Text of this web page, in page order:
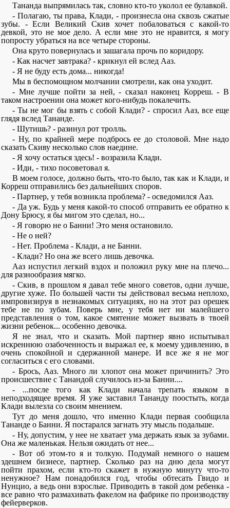
Тананда выпрямилась так, словно кто-то уколол ее булавкой.
- Полагаю, ты права, Клади, - произнесла она сквозь сжатые
зубы. - Если Великий Скив хочет побаловаться с какой-то
девкой, это не мое дело. А если мне это не нравится, я могу
попросту убраться на все четыре стороны.
Она круто повернулась и зашагала прочь по коридору.
- Как насчет завтрака? - крикнул ей вслед Ааз.
- Я не буду есть дома... никогда!
Мы в беспомощном молчании смотрели, как она уходит.
- Мне лучше пойти за ней, - сказал наконец Корреш. - В
таком настроении она может кого-нибудь покалечить.
- Ты не мог бы взять с собой Клади? - спросил Ааз, все еще
глядя вслед Тананде.
- Шутишь? - разинул рот тролль.
- Ну, по крайней мере подбрось ее до столовой. Мне надо
сказать Скиву несколько слов наедине.
- Я хочу остаться здесь! - возразила Клади.
- Иди, - тихо посоветовал я.
В моем голосе, должно быть, что-то было, так как и Клади, и
Корреш отправились без дальнейших споров.
- Партнер, у тебя возникла проблема? - осведомился Ааз.
- Да уж. Будь у меня какой-то способ отправить ее обратно к
Дону Брюсу, я бы мигом это сделал, но...
- Я говорю не о Банни! Это меня остановило.
- Не о ней?
- Нет. Проблема - Клади, а не Банни.
- Клади? Но она же всего лишь девочка.
Ааз испустил легкий вздох и положил руку мне на плечо...
для разнообразия мягко.
- Скив, в прошлом я давал тебе много советов, одни лучше,
другие хуже. По большей части ты действовал весьма неплохо,
импровизируя в незнакомых ситуациях, но на этот раз орешек
тебе не по зубам. Поверь мне, у тебя нет ни малейшего
представления о том, какое смятение может вызвать в твоей
жизни ребенок... особенно девочка.
Я не знал, что и сказать. Мой партнер явно испытывал
искреннюю озабоченность и выражал ее, к моему удивлению, в
очень спокойной и сдержанной манере. И все же я не мог
согласиться с его словами.
- Брось, Ааз. Много ли хлопот она может причинить? Это
происшествие с Танандой случилось из-за Банни....
- ...после того как Клади начала трепать языком в
неподходящее время. Я уже заставил Тананду поостыть, когда
Клади вылезла со своим мнением.
Тут до меня дошло, что именно Клади первая сообщила
Тананде о Банни. Я постарался загнать эту мысль подальше.
- Ну, допустим, у нее не хватает ума держать язык за зубами.
Она же маленькая. Нельзя ожидать от нее...
- Вот об этом-то я и толкую. Подумай немного о нашем
здешнем бизнесе, партнер. Сколько раз на дню дела могут
пойти прахом, если кто-то скажет в нужную минуту что-то
ненужное? Нам понадобился год, чтобы обтесать Гвидо и
Нунцио, а ведь они взрослые. Приводить в такой дом ребенка -
все равно что размахивать факелом на фабрике по производству
фейерверков.